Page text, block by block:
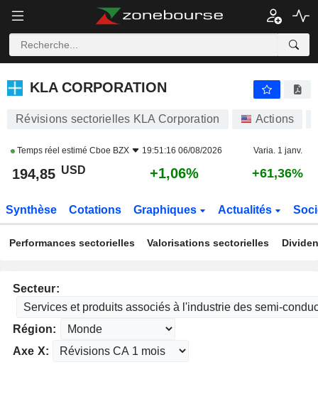
KLA CORPORATION
KLA CORPORATION
Révisions sectorielles KLA Corporation Actions
Temps réel estimé Cboe BZX 19:51:16 06/08/2026 Varia. 1 janv.
194,85 USD +1,06% +61,36%
Synthèse Cotations Graphiques Actualités
Performances sectorielles Valorisations sectorielles
Secteur:
Région:
Axe X: